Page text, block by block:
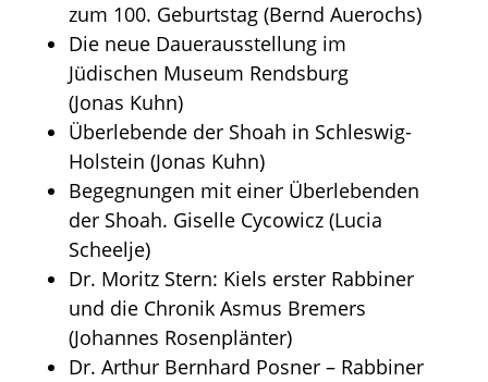
zum 100. Geburtstag (Bernd Auerochs)
Die neue Dauerausstellung im
Jüdischen Museum Rendsburg
(Jonas Kuhn)
Überlebende der Shoah in Schleswig-
Holstein (Jonas Kuhn)
Begegnungen mit einer Überlebenden
der Shoah. Giselle Cycowicz (Lucia
Scheelje)
Dr. Moritz Stern: Kiels erster Rabbiner
und die Chronik Asmus Bremers
(Johannes Rosenplänter)
Dr. Arthur Bernhard Posner – Rabbiner